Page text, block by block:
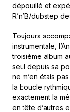
dépouillé et
R’n’B/dubstep
Toujours
instrumentale,
troisième album
seul depuis sa
ne m’en étais
la boucle
exactement la
en tête d’autres